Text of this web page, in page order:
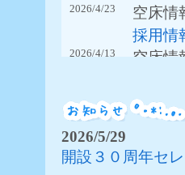
2026/4/23
空床情
採用情
2026/4/13 空床情
介護老
ました
2026/3/16
2026/2/27 空床情
2026/5/29
開設３０周年セ